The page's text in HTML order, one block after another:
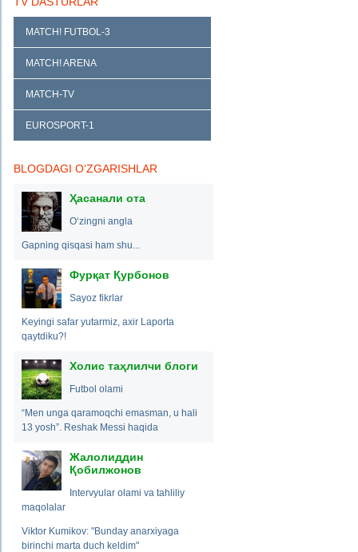
MATCH! FUTBOL-3
MATCH! ARENA
MATCH-TV
EUROSPORT-1
BLOGDAGI O‘ZGARISHLAR
Ҳасанали ота
O‘zingni angla
Gapning qisqasi ham shu...
Фурқат Қурбонов
Sayoz fikrlar
Keyingi safar yutarmiz, axir Laporta
qaytdiku?!
Холис таҳлилчи блоги
Futbol olami
“Men unga qaramoqchi emasman, u hali
13 yosh”. Reshak Messi haqida
Жалолиддин
Қобилжонов
Intervyular olami va tahliliy
maqolalar
Viktor Kumikov: "Bunday anarxiyaga
birinchi marta duch keldim"